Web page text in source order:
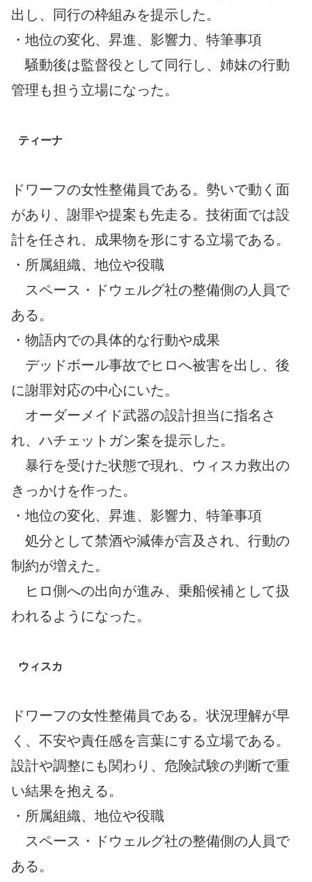
出し、同行の枠組みを提示した。
・地位の変化、昇進、影響力、特筆事項
騒動後は監督役として同行し、姉妹の行動
管理も担う立場になった。
ティーナ
ドワーフの女性整備員である。勢いで動く面
があり、謝罪や提案も先走る。技術面では設
計を任され、成果物を形にする立場である。
・所属組織、地位や役職
スペース・ドウェルグ社の整備側の人員で
ある。
・物語内での具体的な行動や成果
デッドボール事故でヒロへ被害を出し、後
に謝罪対応の中心にいた。
オーダーメイド武器の設計担当に指名さ
れ、ハチェットガン案を提示した。
暴行を受けた状態で現れ、ウィスカ救出の
きっかけを作った。
・地位の変化、昇進、影響力、特筆事項
処分として禁酒や減俸が言及され、行動の
制約が増えた。
ヒロ側への出向が進み、乗船候補として扱
われるようになった。
ウィスカ
ドワーフの女性整備員である。状況理解が早
く、不安や責任感を言葉にする立場である。
設計や調整にも関わり、危険試験の判断で重
い結果を抱える。
・所属組織、地位や役職
スペース・ドウェルグ社の整備側の人員で
ある。